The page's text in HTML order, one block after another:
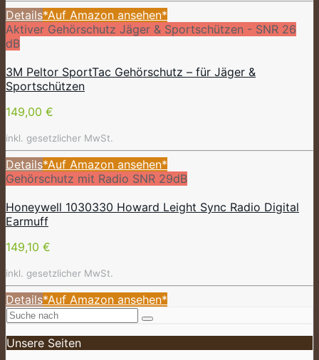
Details*Auf Amazon ansehen*
Aktiver Gehörschutz Jäger & Sportschützen - SNR 26
dB
3M Peltor SportTac Gehörschutz – für Jäger &
Sportschützen
149,00 €
inkl. gesetzlicher MwSt.
Details*Auf Amazon ansehen*
Gehörschutz mit Radio SNR 29dB
Honeywell 1030330 Howard Leight Sync Radio Digital
Earmuff
149,10 €
inkl. gesetzlicher MwSt.
Details*Auf Amazon ansehen*
Unsere Seiten